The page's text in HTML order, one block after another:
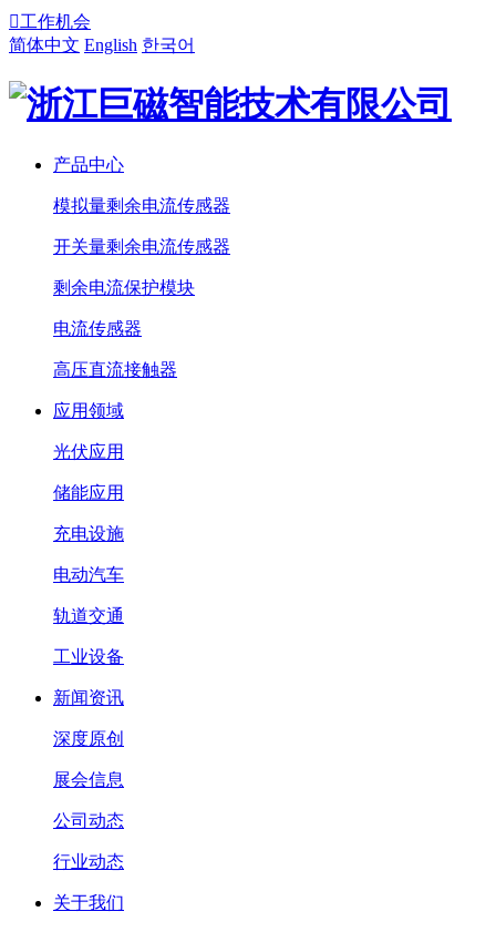
工作机会
简体中文 English 한국어
产品中心
模拟量剩余电流传感器
开关量剩余电流传感器
剩余电流保护模块
电流传感器
高压直流接触器
应用领域
光伏应用
储能应用
充电设施
电动汽车
轨道交通
工业设备
新闻资讯
深度原创
展会信息
公司动态
行业动态
关于我们